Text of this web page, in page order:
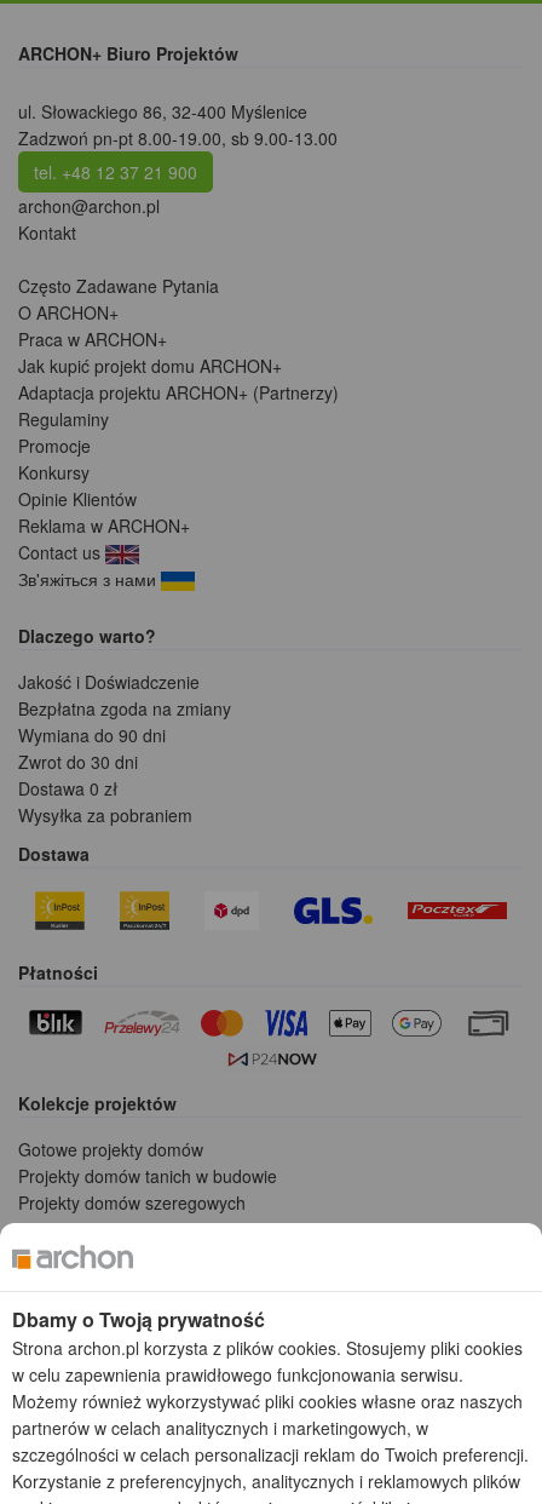
ARCHON+ Biuro Projektów
ul. Słowackiego 86, 32-400 Myślenice
Zadzwoń pn-pt 8.00-19.00, sb 9.00-13.00
tel. +48 12 37 21 900
archon@archon.pl
Kontakt
Często Zadawane Pytania
O ARCHON+
Praca w ARCHON+
Jak kupić projekt domu ARCHON+
Adaptacja projektu ARCHON+ (Partnerzy)
Regulaminy
Promocje
Konkursy
Opinie Klientów
Reklama w ARCHON+
Contact us
Зв'яжіться з нами
Dlaczego warto?
Jakość i Doświadczenie
Bezpłatna zgoda na zmiany
Wymiana do 90 dni
Zwrot do 30 dni
Dostawa 0 zł
Wysyłka za pobraniem
Dostawa
Płatności
Kolekcje projektów
Gotowe projekty domów
Projekty domów tanich w budowie
Projekty domów szeregowych
Projekty małych domów (do 150 m2)
Projekty domów wielorodzinnych
Projekty domów nowoczesnych
Projekty domów parterowych
2026 © ARCHON+ Biuro Projektów - Tradycyjne i nowoczesne gotowe
projekty domów - autorska pracownia architektoniczna założona w 1990r.
przez arch. Barbarę Mendel
Z uwagi na ciągłe doskonalenie procesu powstawania projektów (zgodnie z
normą ISO 9001), prezentowane na stronie projekty domów mogą
Dbamy o Twoją prywatność
Strona archon.pl korzysta z plików cookies. Stosujemy pliki cookies
w celu zapewnienia prawidłowego funkcjonowania serwisu.
Możemy również wykorzystywać pliki cookies własne oraz naszych
partnerów w celach analitycznych i marketingowych, w
szczególności w celach personalizacji reklam do Twoich preferencji.
Korzystanie z preferencyjnych, analitycznych i reklamowych plików